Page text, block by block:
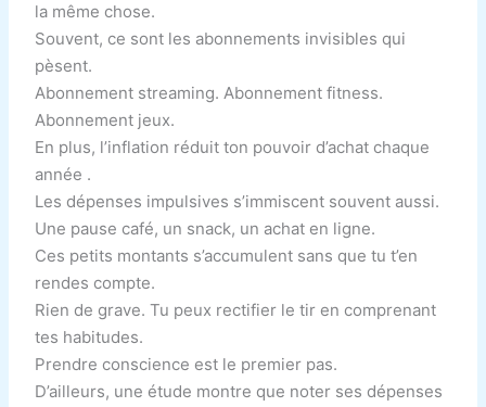
la même chose.
Souvent, ce sont les abonnements invisibles qui
pèsent.
Abonnement streaming. Abonnement fitness.
Abonnement jeux.
En plus, l’inflation réduit ton pouvoir d’achat chaque
année .
Les dépenses impulsives s’immiscent souvent aussi.
Une pause café, un snack, un achat en ligne.
Ces petits montants s’accumulent sans que tu t’en
rendes compte.
Rien de grave. Tu peux rectifier le tir en comprenant
tes habitudes.
Prendre conscience est le premier pas.
D’ailleurs, une étude montre que noter ses dépenses